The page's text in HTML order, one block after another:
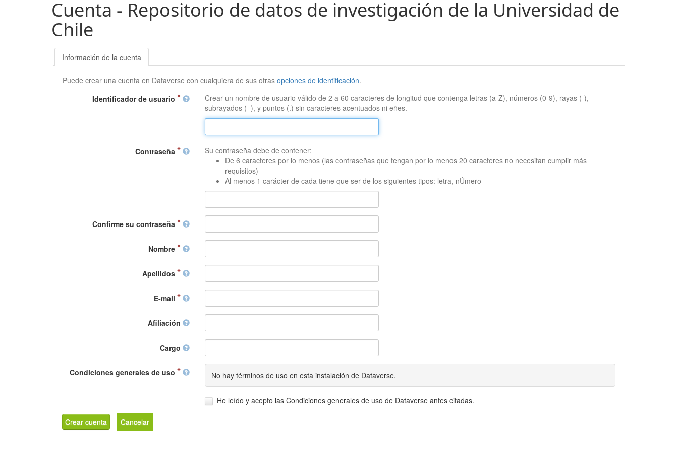
Cuenta - Repositorio de datos de investigación de la Universidad de
Chile
Información de la cuenta
Puede crear una cuenta en Dataverse con cualquiera de sus otrasopciones de identificación.
Identificador de usuario
Crear un nombre de usuario válido de 2 a 60 caracteres de longitud que contenga letras (a-Z), números (0-9), rayas (-),
subrayados (_), y puntos (.) sin caracteres acentuados ni eñes.
Contraseña
Su contraseña debe de contener:
De 6 caracteres por lo menos (las contraseñas que tengan por lo menos 20 caracteres no necesitan cumplir más
requisitos)
Al menos 1 carácter de cada tiene que ser de los siguientes tipos: letra, nÚmero
Confirme su contraseña
Nombre
Apellidos
E-mail
Afiliación
Cargo
Condiciones generales de uso No hay términos de uso en esta instalación de Dataverse.
He leído y acepto las Condiciones generales de uso de Dataverse antes citadas.
Crear cuenta Cancelar